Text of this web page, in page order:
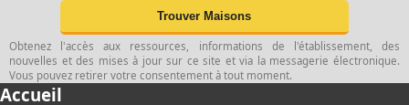
Obtenez l'accès aux ressources, informations de l'établissement, des
nouvelles et des mises à jour sur ce site et via la messagerie électronique.
Vous pouvez retirer votre consentement à tout moment.
Accueil